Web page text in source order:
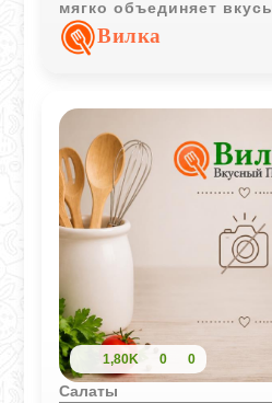
мягко объединяет
сладость хорошо
томатов.
Вилка
1,80K 0 0
Салаты